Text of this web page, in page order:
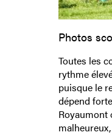
Photos
Toutes les
rythme
puisque le
dépend
Royaumont